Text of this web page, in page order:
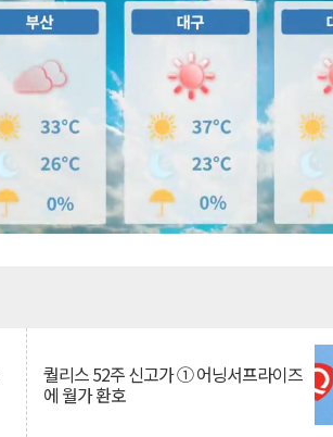
퀄리스 52주 신고가 ① 어닝서프라이즈
에 월가 환호